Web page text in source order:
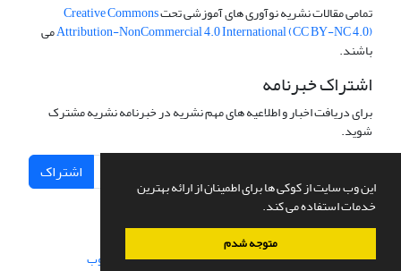
این وب سایت از کوکی ها برای اطمینان از ارائه بهترین
خدمات استفاده می کند.
متوجه شدم
تمامی مقالات نشریه نوآوری های آموزشی تحتCreative Commons
Attribution-NonCommercial 4.0 International (CC BY-NC 4.0)می
باشند.
اشتراک خبرنامه
برای دریافت اخبار و اطلاعیه های مهم نشریه در خبرنامه نشریه مشترک
شوید.
اشتراک
سامانه مدیریت نشریات علمی.طراحی و پیاده سازی از سیناوب